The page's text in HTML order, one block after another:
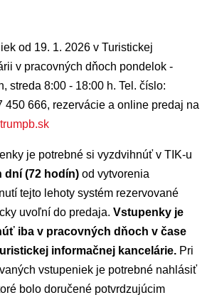
od 19. 1. 2026 v Turistickej
v pracovných dňoch pondelok -
streda 8:00 - 18:00 h. Tel. číslo:
450 666, rezervácie a online predaj na
je potrebné si vyzdvihnúť v TIK-u
dní (72 hodín) od vytvorenia
tejto lehoty systém rezervované
uvoľní do predaja. Vstupenky je
iba v pracovných dňoch v čase
informačnej kancelárie. Pri
vstupeniek je potrebné nahlásiť
bolo doručené potvrdzujúcim